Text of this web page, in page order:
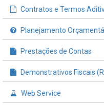
Processos de Licitação
Contratos e Termos
Planejamento
Prestações de Contas
Demonstrativos Fiscais